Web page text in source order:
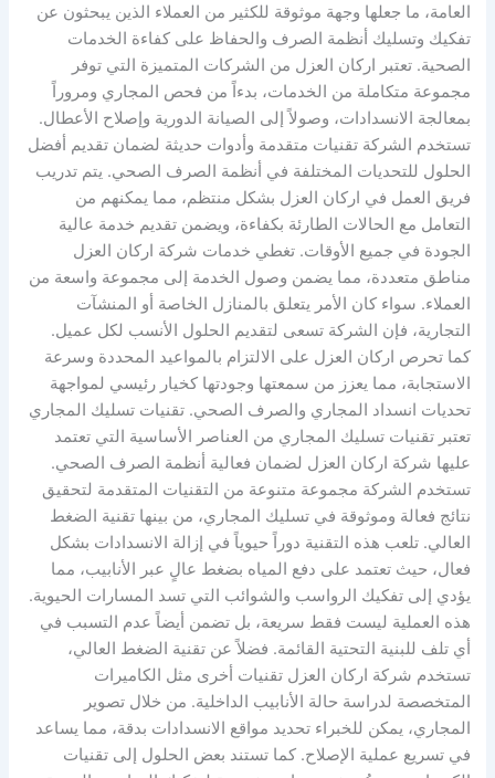
العامة، ما جعلها وجهة موثوقة للكثير من العملاء الذين يبحثون عن
تفكيك وتسليك أنظمة الصرف والحفاظ على كفاءة الخدمات
الصحية. تعتبر اركان العزل من الشركات المتميزة التي توفر
مجموعة متكاملة من الخدمات، بدءاً من فحص المجاري ومروراً
بمعالجة الانسدادات، وصولاً إلى الصيانة الدورية وإصلاح الأعطال.
تستخدم الشركة تقنيات متقدمة وأدوات حديثة لضمان تقديم أفضل
الحلول للتحديات المختلفة في أنظمة الصرف الصحي. يتم تدريب
فريق العمل في اركان العزل بشكل منتظم، مما يمكنهم من
التعامل مع الحالات الطارئة بكفاءة، ويضمن تقديم خدمة عالية
الجودة في جميع الأوقات. تغطي خدمات شركة اركان العزل
مناطق متعددة، مما يضمن وصول الخدمة إلى مجموعة واسعة من
العملاء. سواء كان الأمر يتعلق بالمنازل الخاصة أو المنشآت
التجارية، فإن الشركة تسعى لتقديم الحلول الأنسب لكل عميل.
كما تحرص اركان العزل على الالتزام بالمواعيد المحددة وسرعة
الاستجابة، مما يعزز من سمعتها وجودتها كخيار رئيسي لمواجهة
تحديات انسداد المجاري والصرف الصحي. تقنيات تسليك المجاري
تعتبر تقنيات تسليك المجاري من العناصر الأساسية التي تعتمد
عليها شركة اركان العزل لضمان فعالية أنظمة الصرف الصحي.
تستخدم الشركة مجموعة متنوعة من التقنيات المتقدمة لتحقيق
نتائج فعالة وموثوقة في تسليك المجاري، من بينها تقنية الضغط
العالي. تلعب هذه التقنية دوراً حيوياً في إزالة الانسدادات بشكل
فعال، حيث تعتمد على دفع المياه بضغط عالٍ عبر الأنابيب، مما
يؤدي إلى تفكيك الرواسب والشوائب التي تسد المسارات الحيوية.
هذه العملية ليست فقط سريعة، بل تضمن أيضاً عدم التسبب في
أي تلف للبنية التحتية القائمة. فضلاً عن تقنية الضغط العالي،
تستخدم شركة اركان العزل تقنيات أخرى مثل الكاميرات
المتخصصة لدراسة حالة الأنابيب الداخلية. من خلال تصوير
المجاري، يمكن للخبراء تحديد مواقع الانسدادات بدقة، مما يساعد
في تسريع عملية الإصلاح. كما تستند بعض الحلول إلى تقنيات